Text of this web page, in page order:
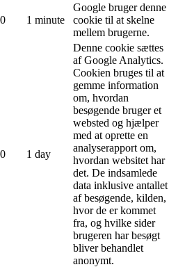
0 1 minute
Google bruger denne
cookie til at skelne
mellem brugerne.
0 1 day
Denne cookie sættes
af Google Analytics.
Cookien bruges til at
gemme information
om, hvordan
besøgende bruger et
websted og hjælper
med at oprette en
analyserapport om,
hvordan websitet har
det. De indsamlede
data inklusive antallet
af besøgende, kilden,
hvor de er kommet
fra, og hvilke sider
brugeren har besøgt
bliver behandlet
anonymt.